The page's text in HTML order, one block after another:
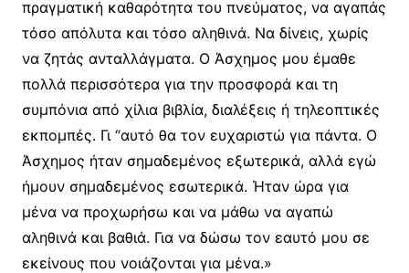
πραγματική καθαρότητα του πνεύματος, να αγαπάς
τόσο απόλυτα και τόσο αληθινά. Να δίνεις, χωρίς
να ζητάς ανταλλάγματα. Ο Άσχημος μου έμαθε
πολλά περισσότερα για την προσφορά και τη
συμπόνια από χίλια βιβλία, διαλέξεις ή τηλεοπτικές
εκπομπές. Γι “αυτό θα τον ευχαριστώ για πάντα. Ο
Άσχημος ήταν σημαδεμένος εξωτερικά, αλλά εγώ
ήμουν σημαδεμένος εσωτερικά. Ήταν ώρα για
μένα να προχωρήσω και να μάθω να αγαπώ
αληθινά και βαθιά. Για να δώσω τον εαυτό μου σε
εκείνους που νοιάζονται για μένα.»